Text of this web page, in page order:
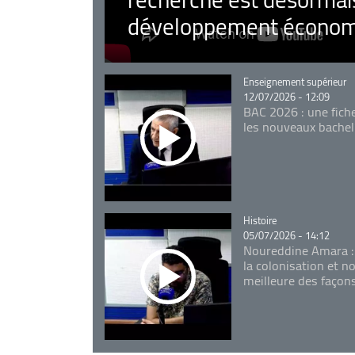
développement
Catégorie
Enseignement supérieur
12/07/2026 - 12:09
BAC 2026 : une
les nouveaux
Catégorie
Histoire
05/07/2026 - 14:12
Noureddine Amara
la colonisation et
meilleure des